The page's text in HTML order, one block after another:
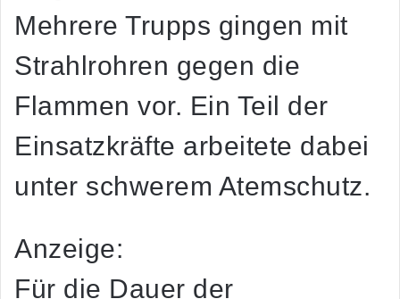
Mehrere Trupps gingen mit
Strahlrohren gegen die
Flammen vor. Ein Teil der
Einsatzkräfte arbeitete dabei
unter schwerem Atemschutz.
Anzeige:
Für die Dauer der